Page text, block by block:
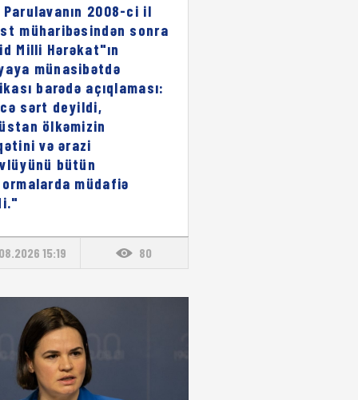
Parulavanın 2008-ci il
müharibəsindən sonra
Milli Hərəkat"ın
münasibətdə
barədə açıqlaması:
sərt deyildi,
ölkəmizin
və ərazi
bütün
müdafiə
15:19 80